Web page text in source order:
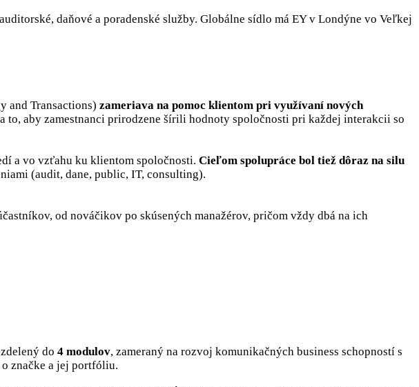
daňové a poradenské služby. Globálne sídlo má EY v Londýne vo Veľkej
and Transactions) zameriava na pomoc klientom pri využívaní nových
to, aby zamestnanci prirodzene šírili hodnoty spoločnosti pri každej interakcii so
a vo vzťahu ku klientom spoločnosti. Cieľom spolupráce bol tiež dôraz na silu
(audit, dane, public, IT, consulting).
od nováčikov po skúsených manažérov, pričom vždy dbá na ich
do 4 modulov, zameraný na rozvoj komunikačných business schopností s
značke a jej portfóliu.